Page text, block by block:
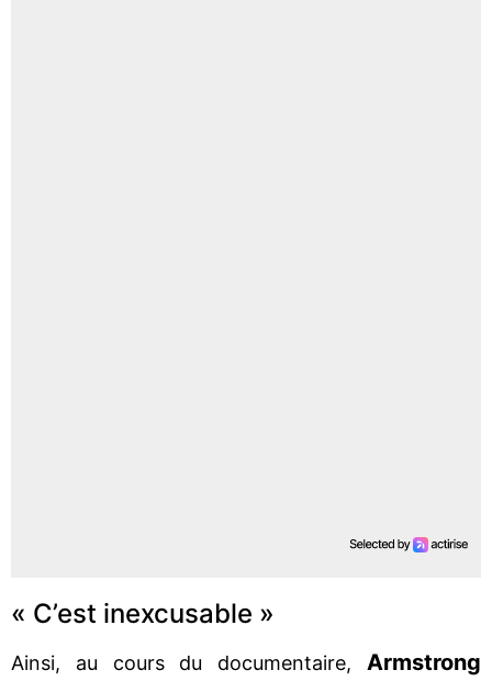
« C’est inexcusable »
Ainsi, au cours du documentaire, Armstrong